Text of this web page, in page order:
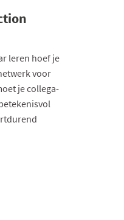
leren hoef je
voor
je collega-